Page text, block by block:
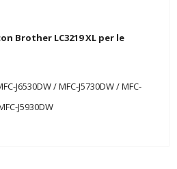
Brother LC3219 XL per le
J6530DW / MFC-J5730DW / MFC-
J5930DW